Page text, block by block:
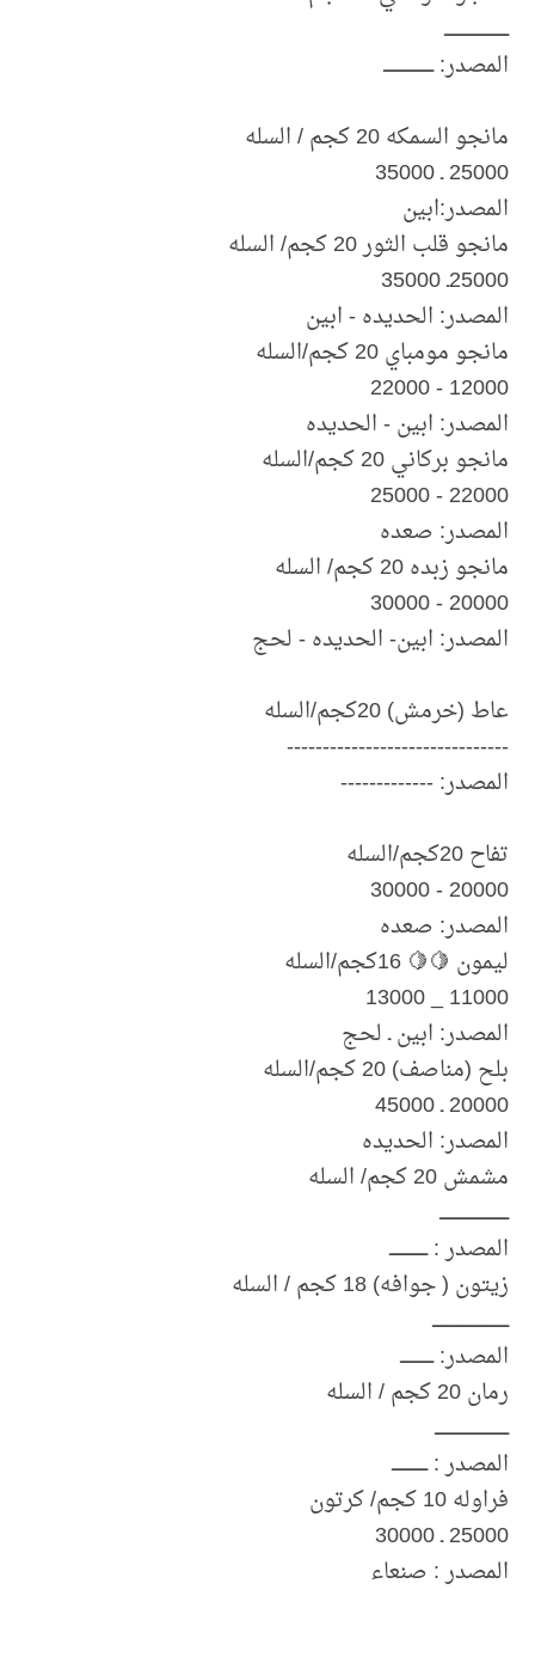
ـــــــــــــــــــــــــــ
المصدر: ـــــــــــــــــــــ
مانجو السمكه 20 كجم / السله
25000 ـ 35000
المصدر:ابين
مانجو قلب الثور 20 كجم/ السله
25000ـ 35000
المصدر: الحديده - ابين
مانجو مومباي 20 كجم/السله
12000 - 22000
المصدر: ابين - الحديده
مانجو بركاني 20 كجم/السله
22000 - 25000
المصدر: صعده
مانجو زبده 20 كجم/ السله
20000 - 30000
المصدر: ابين- الحديده - لحج
عاط (خرمش) 20كجم/السله
-------------------------------
المصدر: -------------
تفاح 20كجم/السله
20000 - 30000
المصدر: صعده
ليمون 🍋🍋 16كجم/السله
11000 _ 13000
المصدر: ابين ـ لحج
بلح (مناصف) 20 كجم/السله
20000 ـ 45000
المصدر: الحديده
مشمش 20 كجم/ السله
ـــــــــــــــــــــــــــــ
المصدر : ــــــــــــــــ
زيتون ( جوافه) 18 كجم / السله
ــــــــــــــــــــــــــــــــ
المصدر: ــــــــــــــ
رمان 20 كجم / السله
ـــــــــــــــــــــــــــــــ
المصدر : ـــــــــــــــ
فراوله 10 كجم/ كرتون
25000 ـ 30000
المصدر : صنعاء